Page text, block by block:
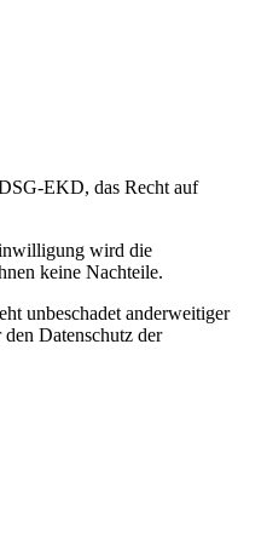
EKD, das Recht auf
wird die
keine Nachteile.
unbeschadet anderweitiger
Datenschutz der